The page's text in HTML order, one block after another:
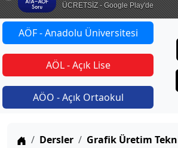
ÜCRETSİZ - Google Play'de
AÖF - Anadolu Üniversitesi
AÖL - Açık Lise
AÖO - Açık Ortaokul
Anasayfa
Dersler
Grafik Üretim